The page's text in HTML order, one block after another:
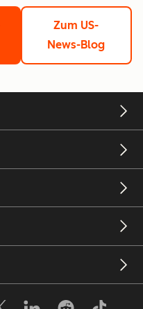
Zum US-
News-Blog